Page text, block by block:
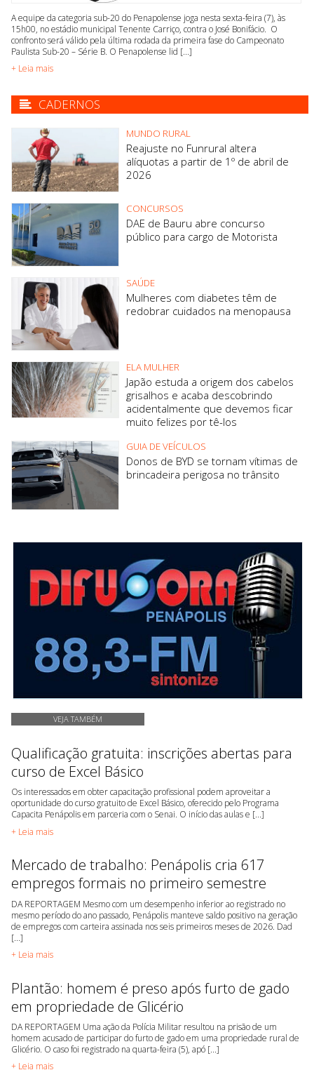
A equipe da categoria sub-20 do Penapolense joga nesta sexta-feira (7), às
15h00, no estádio municipal Tenente Carriço, contra o José Bonifácio. O
confronto será válido pela última rodada da primeira fase do Campeonato
Paulista Sub-20 – Série B. O Penapolense lid [...]
+ Leia mais
CADERNOS
MUNDO RURAL
Reajuste no Funrural altera
alíquotas a partir de 1º de abril de
2026
CONCURSOS
DAE de Bauru abre concurso
público para cargo de Motorista
SAÚDE
Mulheres com diabetes têm de
redobrar cuidados na menopausa
ELA MULHER
Japão estuda a origem dos cabelos
grisalhos e acaba descobrindo
acidentalmente que devemos ficar
muito felizes por tê-los
GUIA DE VEÍCULOS
Donos de BYD se tornam vítimas de
brincadeira perigosa no trânsito
VEJA TAMBÉM
Qualificação gratuita: inscrições abertas para
curso de Excel Básico
Os interessados em obter capacitação profissional podem aproveitar a
oportunidade do curso gratuito de Excel Básico, oferecido pelo Programa
Capacita Penápolis em parceria com o Senai. O início das aulas e [...]
+ Leia mais
Mercado de trabalho: Penápolis cria 617
empregos formais no primeiro semestre
DA REPORTAGEM Mesmo com um desempenho inferior ao registrado no
mesmo período do ano passado, Penápolis manteve saldo positivo na geração
de empregos com carteira assinada nos seis primeiros meses de 2026. Dad
[...]
+ Leia mais
Plantão: homem é preso após furto de gado
em propriedade de Glicério
DA REPORTAGEM Uma ação da Polícia Militar resultou na prisão de um
homem acusado de participar do furto de gado em uma propriedade rural de
Glicério. O caso foi registrado na quarta-feira (5), apó [...]
+ Leia mais